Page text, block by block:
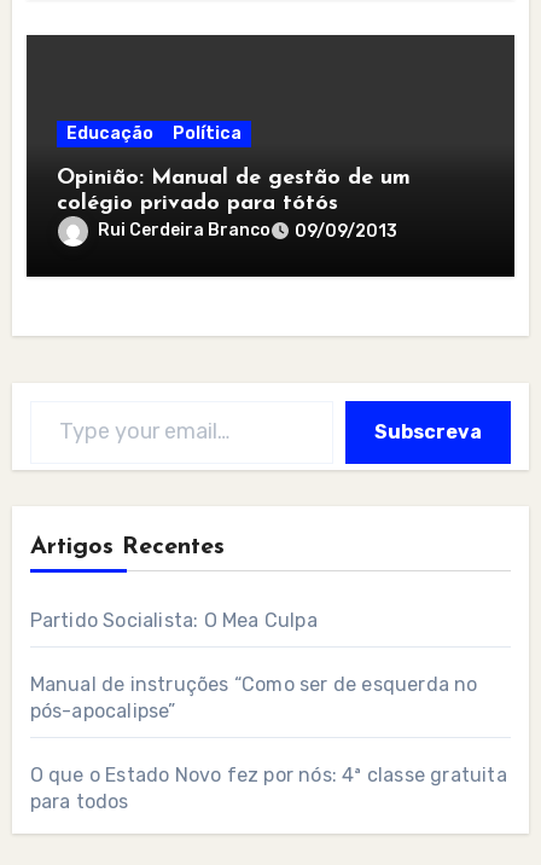
Educação Política
Opinião: Manual de gestão de um
colégio privado para tótós
Rui Cerdeira Branco 09/09/2013
Subscreva
Artigos Recentes
Partido Socialista: O Mea Culpa
Manual de instruções “Como ser de esquerda no
pós-apocalipse”
O que o Estado Novo fez por nós: 4ª classe gratuita
para todos